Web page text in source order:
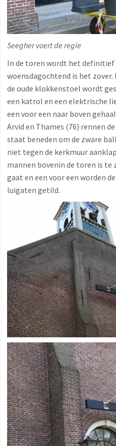
Seegher voert de regie
In de toren wordt het definitief
woensdagochtend is het
de oude klokkenstoel wordt
een katrol en een elektrische
een voor een naar boven
Arvid en Thames (76) rennen
staat beneden om de zware
niet tegen de kerkmuur
mannen bovenin de toren is te
gaat en een voor een worden
luigaten getild.